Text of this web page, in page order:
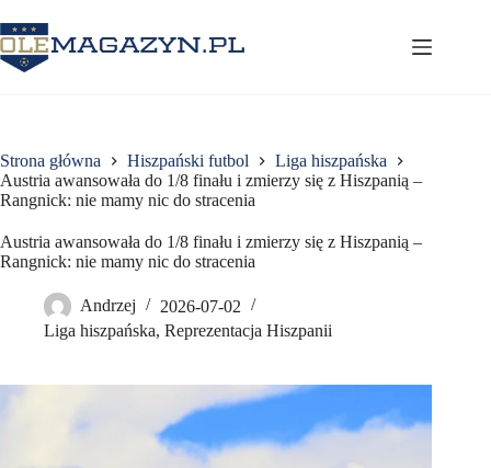
do
treści
Strona główna Hiszpański futbol
Liga hiszpańska
Austria awansowała do 1/8 finału i zmierzy się z Hiszpanią –
Rangnick: nie mamy nic do stracenia
Austria awansowała do 1/8 finału i zmierzy się z Hiszpanią –
Rangnick: nie mamy nic do stracenia
Andrzej
2026-07-02
Liga hiszpańska, Reprezentacja Hiszpanii